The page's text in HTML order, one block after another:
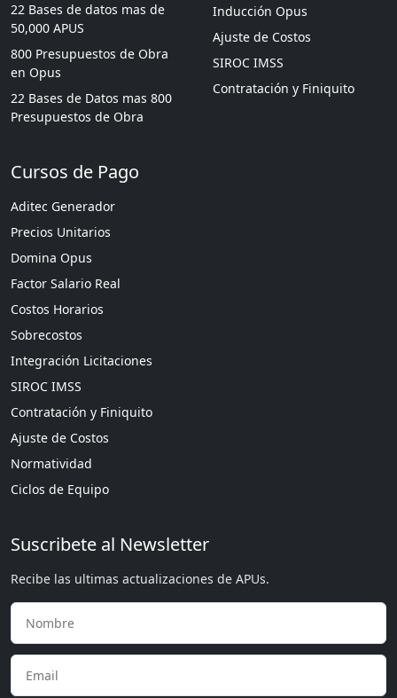
22 Bases de datos mas de
50,000 APUS
800 Presupuestos de Obra
en Opus
22 Bases de Datos mas 800
Presupuestos de Obra
Inducción Opus
Ajuste de Costos
SIROC IMSS
Contratación y Finiquito
Cursos de Pago
Aditec Generador
Precios Unitarios
Domina Opus
Factor Salario Real
Costos Horarios
Sobrecostos
Integración Licitaciones
SIROC IMSS
Contratación y Finiquito
Ajuste de Costos
Normatividad
Ciclos de Equipo
Suscribete al Newsletter
Recibe las ultimas actualizaciones de APUs.